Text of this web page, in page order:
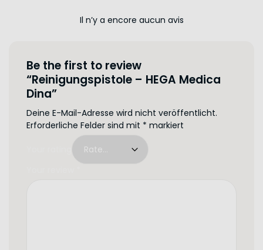
Il n’y a encore aucun avis
Be the first to review
“Reinigungspistole – HEGA Medica
Dina”
Deine E-Mail-Adresse wird nicht veröffentlicht.
Erforderliche Felder sind mit * markiert